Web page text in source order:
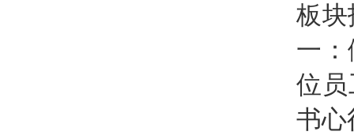
板块
一
位
书心